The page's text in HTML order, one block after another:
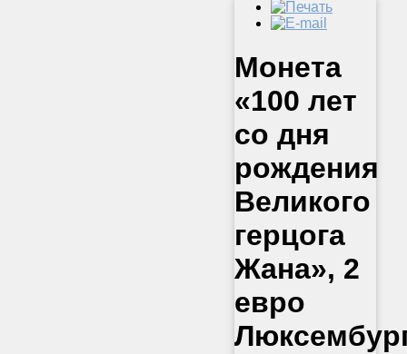
Монета
«100 лет
со дня
рождения
Великого
герцога
Жана», 2
евро